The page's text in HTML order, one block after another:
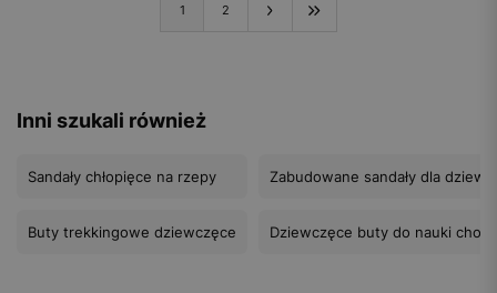
1 2
Inni szukali również
Sandały chłopięce na rzepy
Buty trekkingowe dziewczęce
Zabudowane sandały dla
Dziewczęce buty do nauki